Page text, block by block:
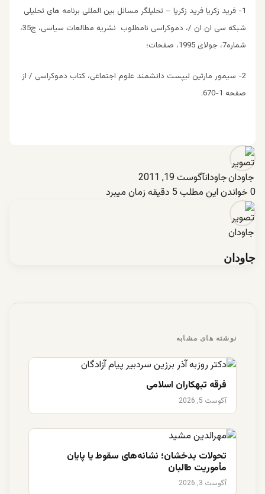
1- فرید زکریا فرید زکریا – تحلیلگر مسائل بین المللی برنامه های تحلیلی
شبکه سی ان ان /، دموکراسی نامطلوب نشريه مطالعات سياسی، ج35،
شماره7، جولای 1995، صفحات؛
2- سیمور مارتین لیپست دانشمند علوم اجتماعی، کتاب دموکراسی / از
صفحه 1-670.
جاودانآگوست 19, 2011
0 خواندن این مطلب 5 دقیقه زمان میبرد
جاودان
نوشته های مشابه
فرقه تبهکاران اسلامی
آگوست 5, 2026
تحولات بدخشان؛ نشانه‌های سقوط یا پایان
مأموریت طالبان
آگوست 3, 2026